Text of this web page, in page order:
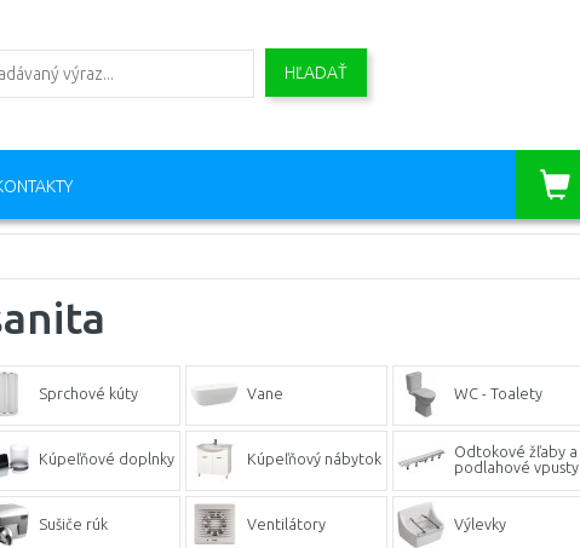
HĽADAŤ
Sprchové kúty Vane WC - Toalety
Kúpeľňové doplnky Kúpeľňový nábytok
Odtokové žľaby a
podlahové vpusty
Sušiče rúk Ventilátory Výlevky